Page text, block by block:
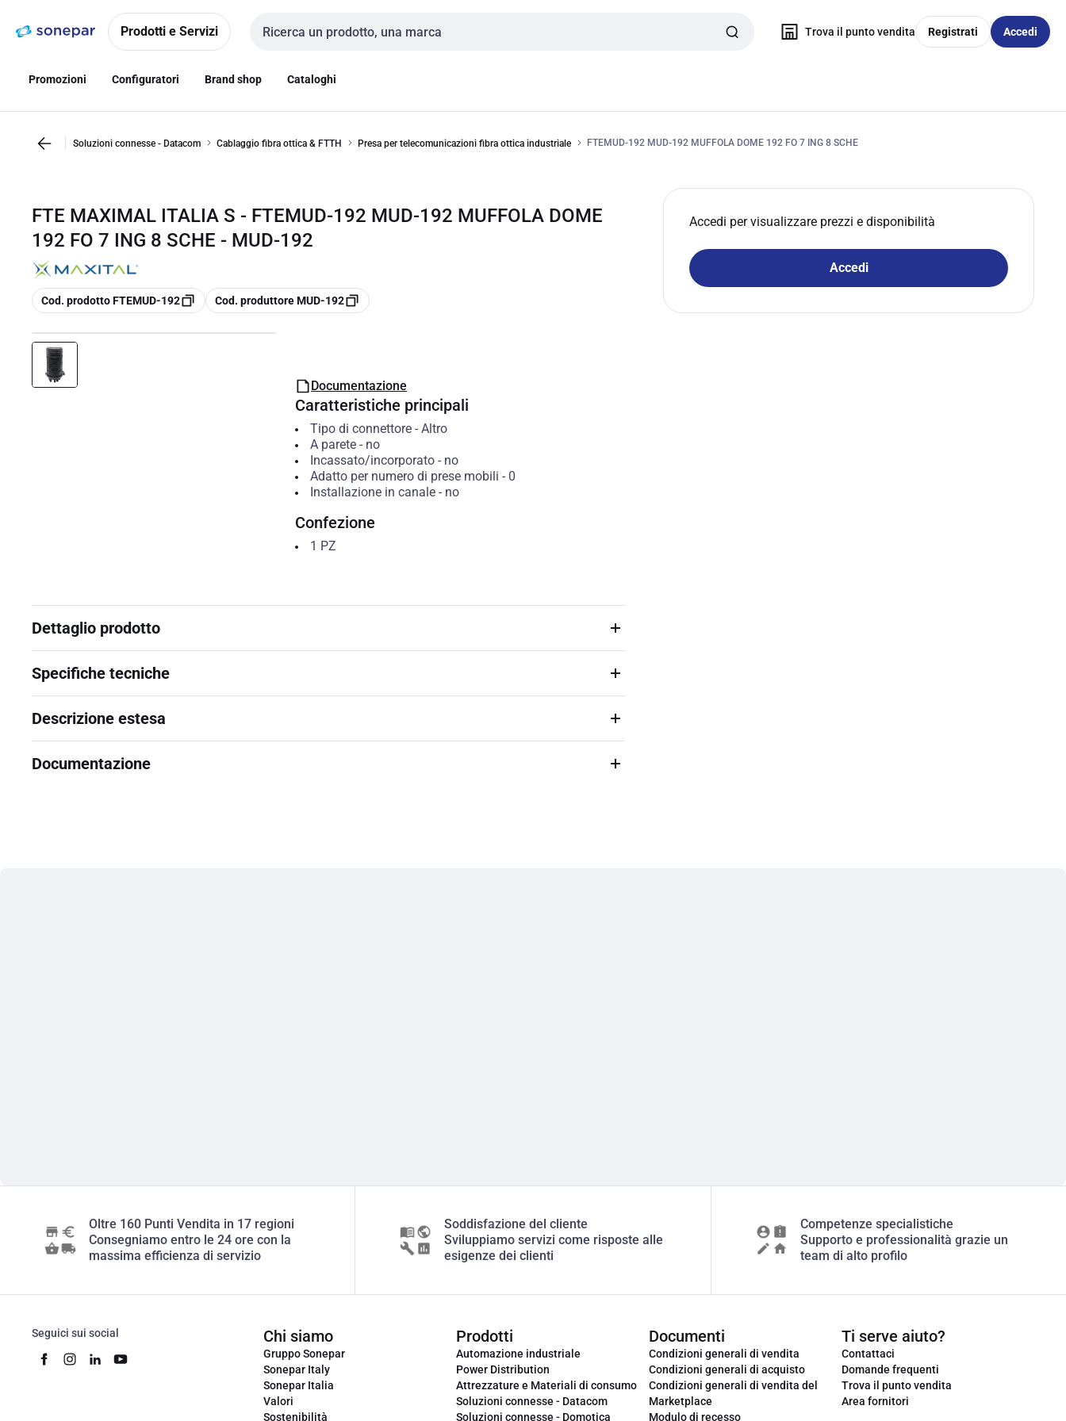
navigazionealla
Prodotti e Servizi
Cerca input
Trova il punto vendita Registrati Accedi
Promozioni Configuratori Brand shop Cataloghi
Soluzioni connesse - Datacom Cablaggio fibra ottica & FTTH Presa per telecomunicazioni fibra ottica industriale FTEMUD-192 MUD-192 MUFFOLA DOME 192 FO 7 ING 8 SCHE
FTE MAXIMAL ITALIA S - FTEMUD-192 MUD-192 MUFFOLA DOME
192 FO 7 ING 8 SCHE - MUD-192
copia
Cod. prodotto FTEMUD-192 copia
Cod. produttore MUD-192
Accedi per visualizzare prezzi e disponibilità
Accedi
Documentazione
Caratteristiche principali
Tipo di connettore- Altro
A parete- no
Incassato/incorporato- no
Adatto per numero di prese mobili - 0
Installazione in canale- no
Confezione
1 PZ
Dettaglio prodotto
Specifiche tecniche
Descrizione estesa
Documentazione
Oltre 160 Punti Vendita in 17 regioni
Consegniamo entro le 24 ore con la
massima efficienza di servizio
Soddisfazione del cliente
Sviluppiamo servizi come risposte alle
esigenze dei clienti
Competenze specialistiche
Supporto e professionalità grazie un
team di alto profilo
Seguici sui social Chi siamo
Gruppo Sonepar
Sonepar Italy
Sonepar Italia
Valori
Sostenibilità
Prodotti
Automazione industriale
Power Distribution
Attrezzature e Materiali di consumo
Soluzioni connesse - Datacom
Soluzioni connesse - Domotica
Documenti
Condizioni generali di vendita
Condizioni generali di acquisto
Condizioni generali di vendita del
Marketplace
Modulo di recesso
Ti serve aiuto?
Contattaci
Domande frequenti
Trova il punto vendita
Area fornitori